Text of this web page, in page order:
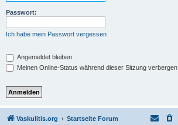
Passwort:
Ich habe mein Passwort vergessen
Angemeldet bleiben
Meinen Online-Status während dieser Sitzung verbergen
Vaskulitis.org Startseite Forum